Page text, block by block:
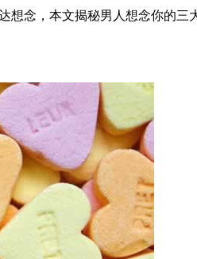
想念，本文揭秘男人想念你的三